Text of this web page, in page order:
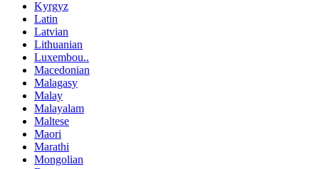
Kyrgyz
Latin
Latvian
Lithuanian
Luxembou..
Macedonian
Malagasy
Malay
Malayalam
Maltese
Maori
Marathi
Mongolian